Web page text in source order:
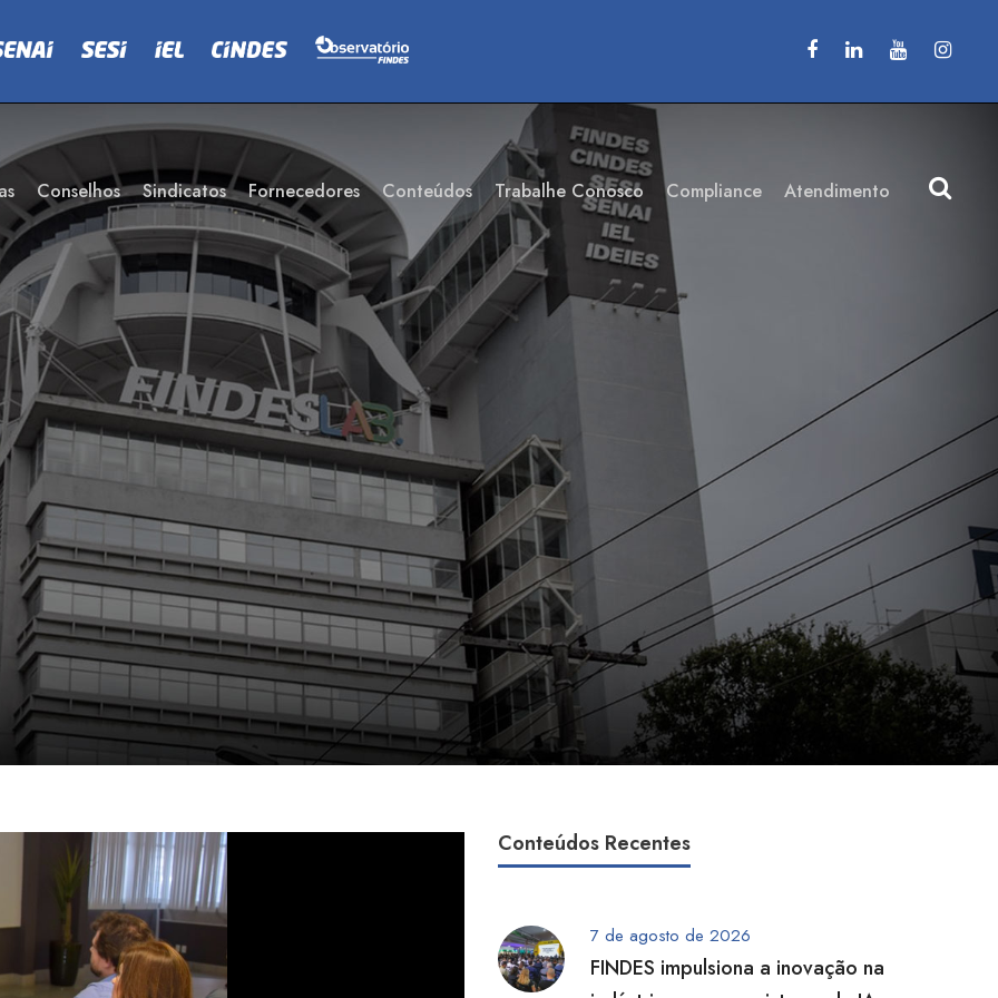
Conselhos Sindicatos Fornecedores Conteúdos Trabalhe Conosco Compliance Atendimento
Conteúdos Recentes
7 de agosto de 2026
FINDES impulsiona a inovação na